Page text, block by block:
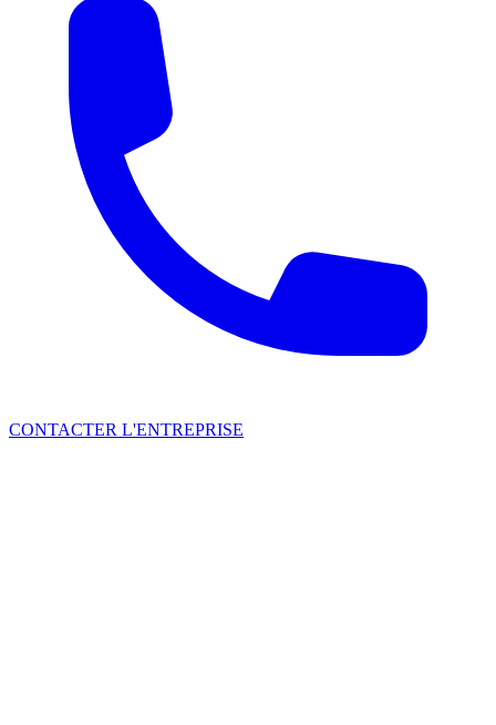
CONTACTER L'ENTREPRISE